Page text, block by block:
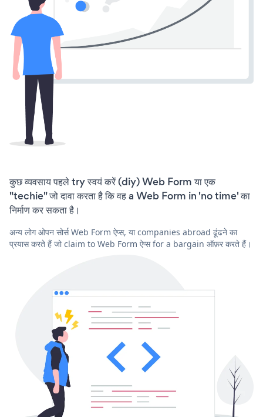
कुछ व्यवसाय पहले try स्वयं करें (diy) Web Form या एक
"techie" जो दावा करता है कि वह a Web Form in 'no time' का
निर्माण कर सकता है।
अन्य लोग ओपन सोर्स Web Form ऐप्स, या companies abroad ढूंढने का
प्रयास करते हैं जो claim to Web Form ऐप्स for a bargain ऑफ़र करते हैं।